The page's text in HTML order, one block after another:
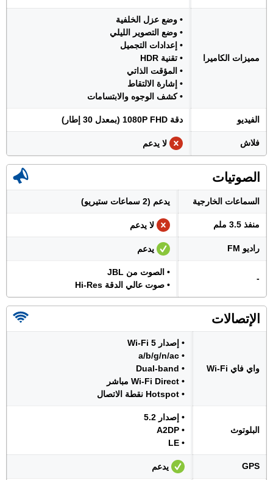
مميزات الكاميرا
• وضع عزل الخلفية
• وضع التصوير الليلي
• إعدادات التجميل
• تقنية HDR
• المؤقت الذاتي
• إشارة الالتقاط
• كشف الوجوه والابتسامات
الفيديو دقة 1080P FHD (بمعدل 30 إطار)
فلاش لا يدعم
الصوتيات
السماعات الخارجية يدعم (2 سماعات ستيريو)
منفذ 3.5 ملم لا يدعم
راديو FM يدعم
-
• الصوت من JBL
• صوت عالي الدقة Hi-Res
الإتصالات
واي فاي Wi-Fi
• إصدار Wi-Fi 5
• a/b/g/n/ac
• Dual-band
• Wi-Fi Direct مباشر
• Hotspot نقطة الاتصال
البلوتوث
• إصدار 5.2
• A2DP
• LE
GPS يدعم